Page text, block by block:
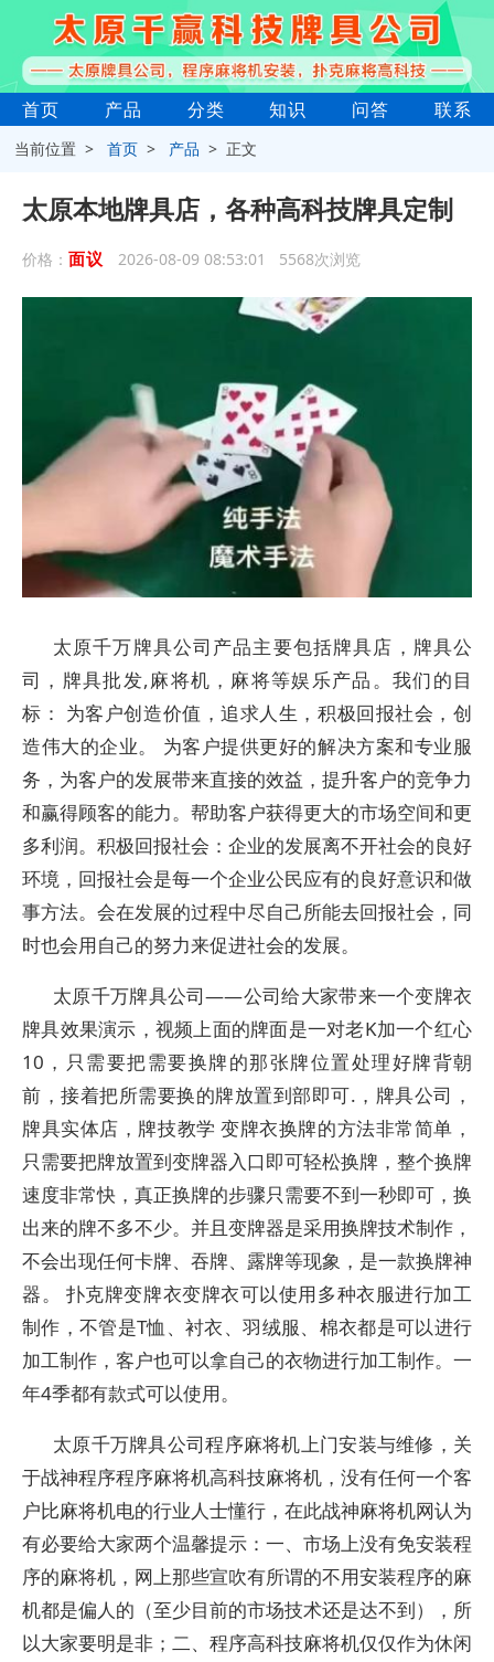
首页 产品 分类 知识 问答 联系
当前位置 >首页 > 产品 > 正文
太原本地牌具店，各种高科技牌具定制
价格： 面议 2026-08-09 08:53:01 5568次浏览
太原千万牌具公司产品主要包括牌具店，牌具公
司，牌具批发,麻将机，麻将等娱乐产品。我们的目
标： 为客户创造价值，追求人生，积极回报社会，创
造伟大的企业。 为客户提供更好的解决方案和专业服
务，为客户的发展带来直接的效益，提升客户的竞争力
和赢得顾客的能力。帮助客户获得更大的市场空间和更
多利润。积极回报社会：企业的发展离不开社会的良好
环境，回报社会是每一个企业公民应有的良好意识和做
事方法。会在发展的过程中尽自己所能去回报社会，同
时也会用自己的努力来促进社会的发展。
太原千万牌具公司——公司给大家带来一个变牌衣
牌具效果演示，视频上面的牌面是一对老K加一个红心
10，只需要把需要换牌的那张牌位置处理好牌背朝
前，接着把所需要换的牌放置到部即可.，牌具公司，
牌具实体店，牌技教学 变牌衣换牌的方法非常简单，
只需要把牌放置到变牌器入口即可轻松换牌，整个换牌
速度非常快，真正换牌的步骤只需要不到一秒即可，换
出来的牌不多不少。并且变牌器是采用换牌技术制作，
不会出现任何卡牌、吞牌、露牌等现象，是一款换牌神
器。 扑克牌变牌衣变牌衣可以使用多种衣服进行加工
制作，不管是T恤、衬衣、羽绒服、棉衣都是可以进行
加工制作，客户也可以拿自己的衣物进行加工制作。一
年4季都有款式可以使用。
太原千万牌具公司程序麻将机上门安装与维修，关
于战神程序程序麻将机高科技麻将机，没有任何一个客
户比麻将机电的行业人士懂行，在此战神麻将机网认为
有必要给大家两个温馨提示：一、市场上没有免安装程
序的麻将机，网上那些宣吹有所谓的不用安装程序的麻
机都是偏人的（至少目前的市场技术还是达不到），所
以大家要明是非；二、程序高科技麻将机仅仅作为休闲